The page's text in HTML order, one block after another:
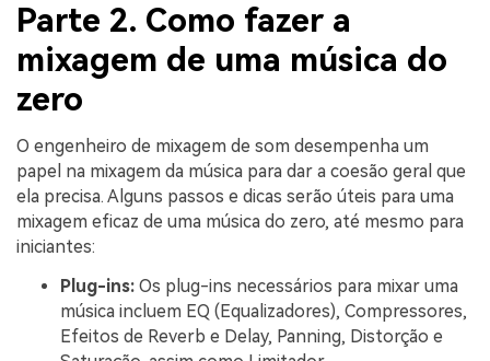
Parte 2. Como fazer a
mixagem de uma música do
zero
O engenheiro de mixagem de som desempenha um
papel na mixagem da música para dar a coesão geral que
ela precisa. Alguns passos e dicas serão úteis para uma
mixagem eficaz de uma música do zero, até mesmo para
iniciantes:
Plug-ins: Os plug-ins necessários para mixar uma
música incluem EQ (Equalizadores), Compressores,
Efeitos de Reverb e Delay, Panning, Distorção e